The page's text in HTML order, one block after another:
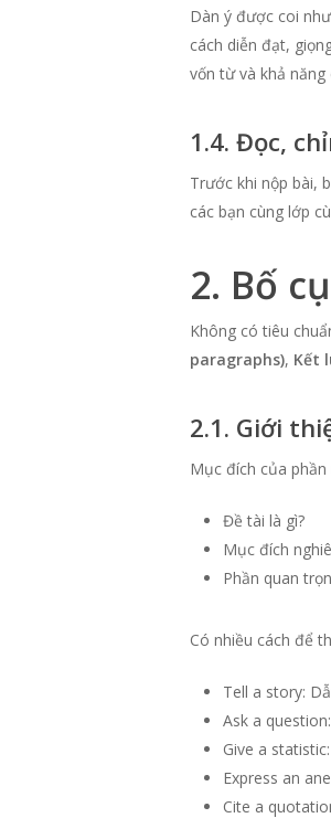
Dàn ý được coi
cách diễn đạt,
vốn từ và khả
1.4. Đọc,
Trước khi nộp bài,
các bạn cùng lớp
2. Bố
Không có tiêu
paragraphs), Kết
2.1. Giới
Mục đích của
Đề tài là gì?
Mục đích
Phần quan
Có nhiều cách để
Tell a story:
Ask a
Give a
Express an
Cite a